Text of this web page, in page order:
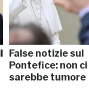
False notizie sul
Pontefice: non ci
sarebbe tumore